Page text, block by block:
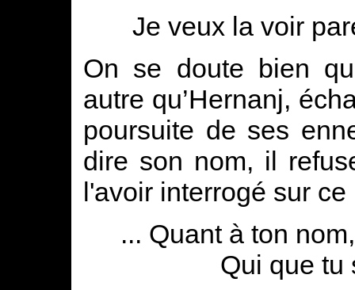
Je veux la voir
On se doute bien
autre qu’Hernanj,
poursuite de ses
dire son nom, il
l'avoir interrogé sur ce
... Quant à ton
Qui que tu